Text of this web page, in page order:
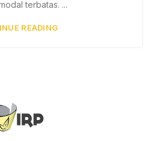
terbatas. ...
READING